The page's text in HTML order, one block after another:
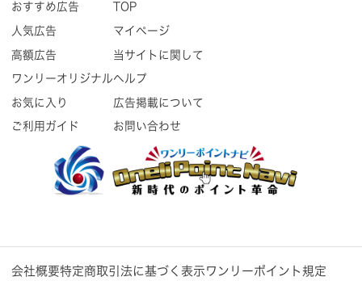
おすすめ広告
人気広告
高額広告
ワンリーオリジナル
お気に入り
ご利用ガイド
TOP
マイページ
当サイトに関して
ヘルプ
広告掲載について
お問い合わせ
会社概要特定商取引法に基づく表示 ワンリーポイント規定